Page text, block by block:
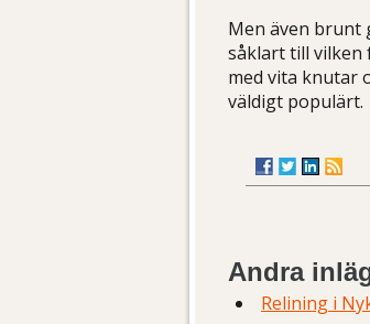
Men även brunt
såklart till vilken
med vita knutar
väldigt populärt.
Andra
Relining i